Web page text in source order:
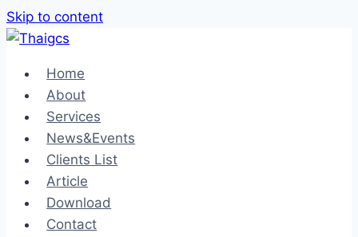
Skip to content
Home
About
Services
News&Events
Clients List
Article
Download
Contact